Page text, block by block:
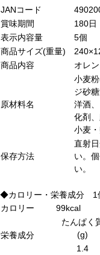
JANコード
賞味期間
180日
表示内容量
5個
商品サイズ(重量)
商品内容
オレ
原材料名
小麦
ジ砂
洋酒
化剤
小麦
保存方法
直射
い。
い。
◆カロリー・栄
カロリー
99kcal
栄養成分
たんぱく
(g)
1.4